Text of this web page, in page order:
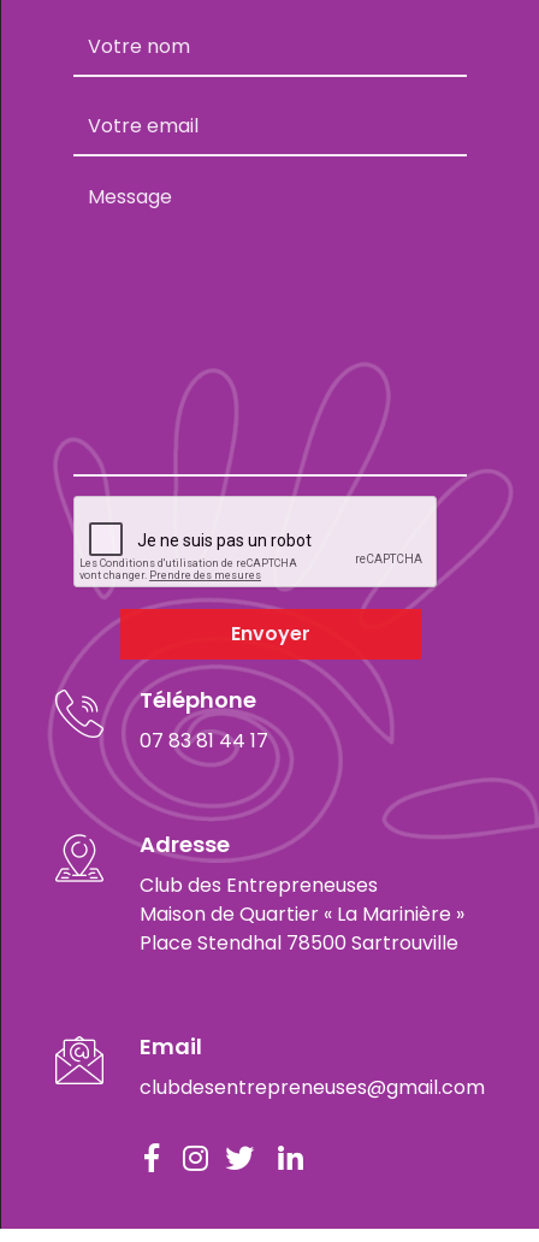
Envoyer
Téléphone
07 83 81 44 17
Adresse
Club des Entrepreneuses
Maison de Quartier « La Marinière »
Place Stendhal 78500 Sartrouville
Email
clubdesentrepreneuses@gmail.com